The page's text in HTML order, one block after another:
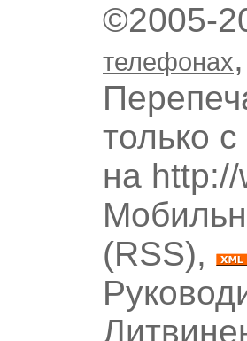
©2005-
телефонах
только
на
(RSS),